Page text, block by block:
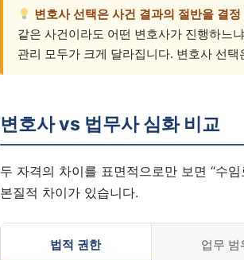
변호사 선택은 사건 결과의 절반을 결정
같은 사건이라도 어떤 변호사가 진행하느
관리 모두가 크게 달라집니다. 변호사 선
변호사 vs 법무사 심화 비교
두 자격의 차이를 표면적으로만 보면 “수
본질적 차이가 있습니다.
법적 권한 업무 범